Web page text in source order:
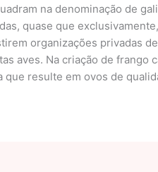
na denominação de
quase que
organizações privadas
aves. Na criação de frango
que resulte em ovos de